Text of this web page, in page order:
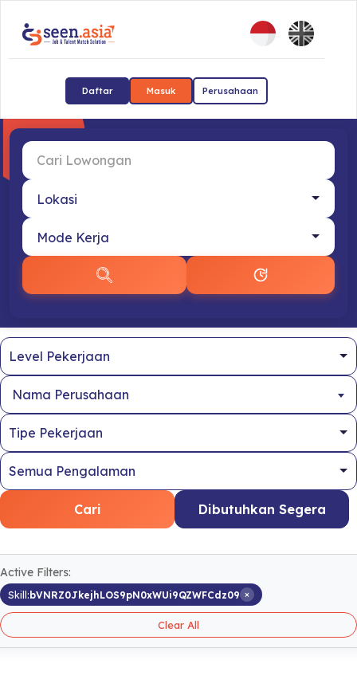
Daftar Masuk Perusahaan
Nama Perusahaan
Cari Dibutuhkan Segera
Active Filters:
Skill:bVNRZ0JkejhLOS9pN0xWUi9QZWFCdz09 ×
Clear All